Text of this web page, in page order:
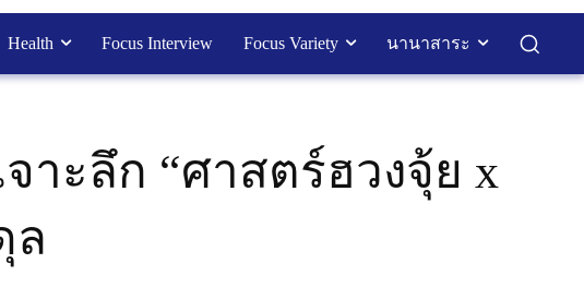
Health Focus Interview Focus Variety นานาสาระ
าะลึก “ศาสตร์ฮวงจุ้ย x
ล